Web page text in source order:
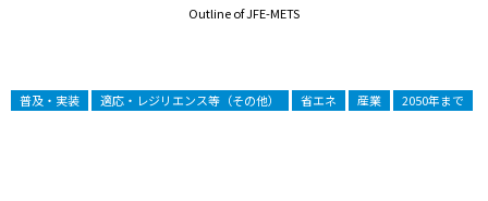
Outline of JFE-METS
普及・実装 適応・レジリエンス等（その他） 省エネ 産業 2050年まで